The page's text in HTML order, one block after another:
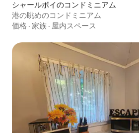
シャールボイのコンドミニアム
港の眺めのコンドミニアム
価格 · 家族 · 屋内スペース